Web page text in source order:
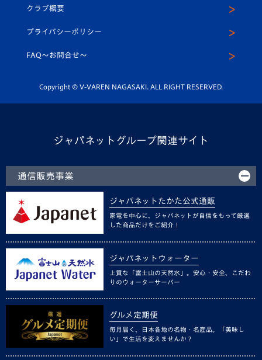
平和祈念活動
ホームタウン活動
スクール
ヴィヴィくんインスタグラム
公式LINE＠
クラブ概要
プライバシーポリシー
FAQ〜お問合せ〜
Copyright © V-VAREN NAGASAKI. ALL RIGHT RESERVED.
ジャパネットグループ関連サイト
通信販売事業
ジャパネットたかた公式通販
家電を中心に、ジャパネットが自信をもって厳選
した商品だけをご紹介！
ジャパネットウォーター
上質な「富士山の天然水」。安心・安全、こだわ
りのウォーターサーバー
グルメ定期便
毎月届く、日本各地の名物・名産品。「美味し
い」で生活を変えませんか？